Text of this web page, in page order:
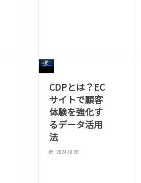
CDPとは？EC
サイトで顧客
体験を強化す
るデータ活用
法
2024.10.28